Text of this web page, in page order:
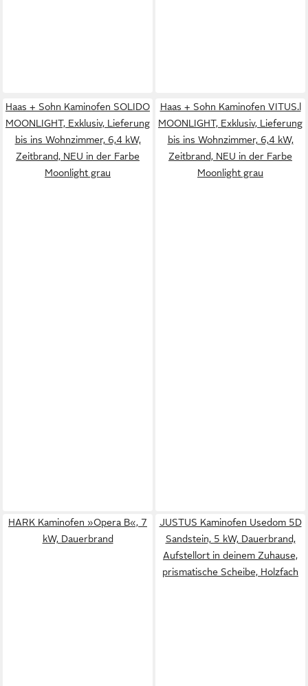
Haas + Sohn Kaminofen SOLIDO
MOONLIGHT, Exklusiv, Lieferung
bis ins Wohnzimmer, 6,4 kW,
Zeitbrand, NEU in der Farbe
Moonlight grau
Haas + Sohn Kaminofen VITUS.l
MOONLIGHT, Exklusiv, Lieferung
bis ins Wohnzimmer, 6,4 kW,
Zeitbrand, NEU in der Farbe
Moonlight grau
HARK Kaminofen »Opera B«, 7
kW, Dauerbrand
JUSTUS Kaminofen Usedom 5D
Sandstein, 5 kW, Dauerbrand,
Aufstellort in deinem Zuhause,
prismatische Scheibe, Holzfach